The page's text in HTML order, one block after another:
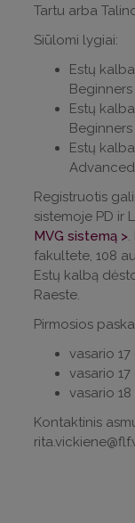
Tartu arba
Siūlomi lygiai:
Estų
Beginners
Estų
Estų
Advanced
Registruotis
sistemoje PD ir
MVG sistemą >
fakultete, 108
Estų kalbą
Raeste.
Pirmosios
vasario 17
vasario 17
vasario 18
Kontaktinis